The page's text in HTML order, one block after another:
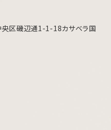
区磯辺通1-1-18カサベラ国